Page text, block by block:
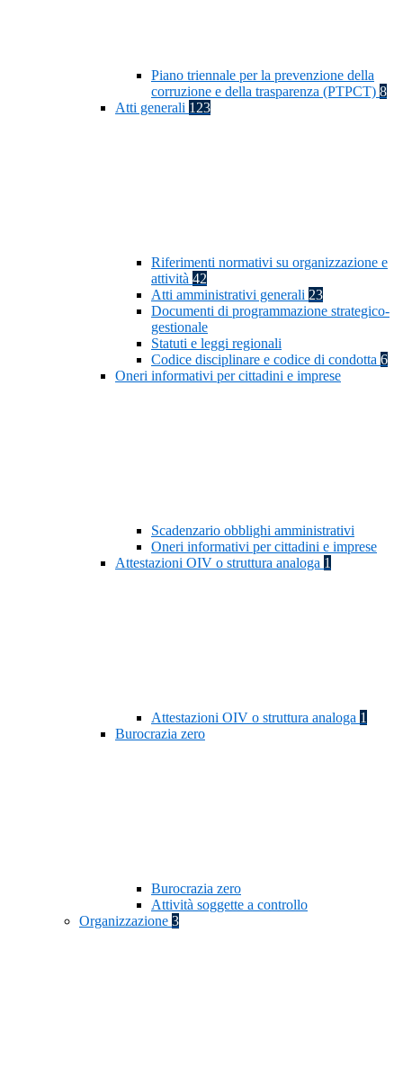
Piano triennale per la prevenzione della
corruzione e della trasparenza (PTPCT) 8
Atti generali 123
Riferimenti normativi su organizzazione e
attività 42
Atti amministrativi generali 23
Documenti di programmazione strategico-
gestionale
Statuti e leggi regionali
Codice disciplinare e codice di condotta 6
Oneri informativi per cittadini e imprese
Scadenzario obblighi amministrativi
Oneri informativi per cittadini e imprese
Attestazioni OIV o struttura analoga 1
Attestazioni OIV o struttura analoga 1
Burocrazia zero
Burocrazia zero
Attività soggette a controllo
Organizzazione 3